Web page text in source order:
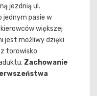
jezdnią ul.
jednym pasie w
większej
jest możliwy dzięki
torowisko
Zachowanie